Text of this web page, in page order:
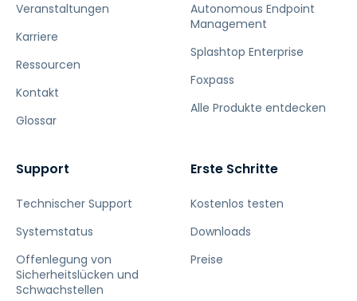
Veranstaltungen
Karriere
Ressourcen
Kontakt
Glossar
Autonomous Endpoint
Management
Splashtop Enterprise
Foxpass
Alle Produkte entdecken
Support
Technischer Support
Systemstatus
Offenlegung von
Sicherheitslücken und
Schwachstellen
Erste Schritte
Kostenlos testen
Downloads
Preise